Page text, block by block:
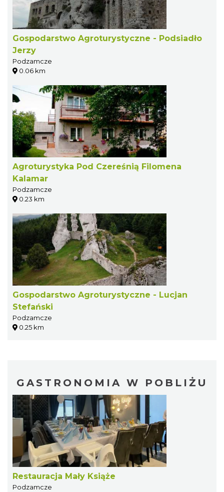
Gospodarstwo Agroturystyczne - Podsiadło
Jerzy
Podzamcze
0.06 km
Agroturystyka Pod Czereśnią Filomena
Kalamar
Podzamcze
0.23 km
Gospodarstwo Agroturystyczne - Lucjan
Stefański
Podzamcze
0.25 km
GASTRONOMIA W POBLIŻU
Restauracja Mały Książe
Podzamcze